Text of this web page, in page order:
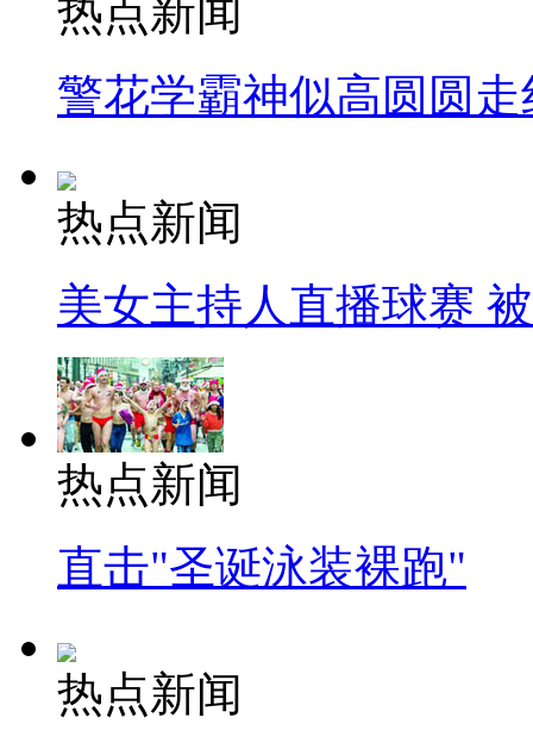
热点新闻
警花学霸神似高圆圆走
热点新闻
美女主持人直播球赛
热点新闻
直击"圣诞泳装裸跑"
热点新闻